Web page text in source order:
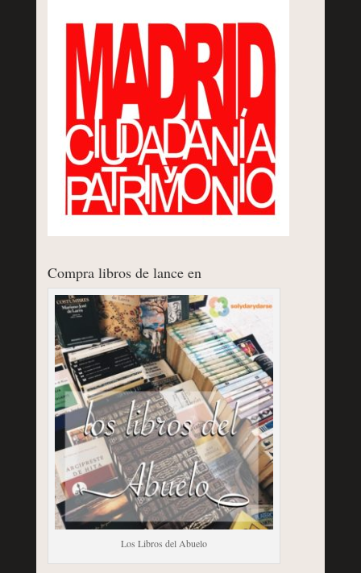
Compra libros de lance en
Los Libros del Abuelo